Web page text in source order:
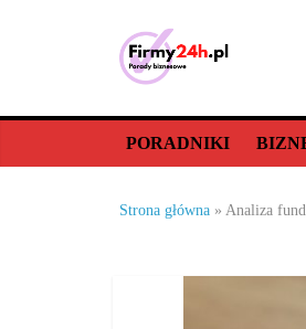
Porady
dla
firm
PORADNIKI
Strona główna » Analiza